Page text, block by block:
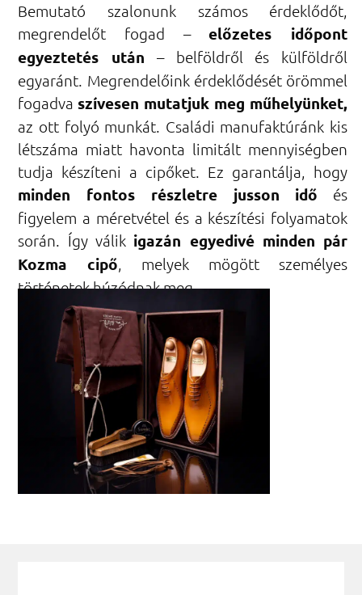
Bemutató szalonunk számos érdeklődőt,
megrendelőt fogad –előzetes időpont
egyeztetés után – belföldről és külföldről
egyaránt. Megrendelőink érdeklődését örömmel
fogadva szívesen mutatjuk meg műhelyünket,
az ott folyó munkát. Családi manufaktúránk kis
létszáma miatt havonta limitált mennyiségben
tudja készíteni a cipőket. Ez garantálja, hogy
minden fontos részletre jusson idő és
figyelem a méretvétel és a készítési folyamatok
során. Így válik igazán egyedivé minden pár
Kozma cipő, melyek mögött személyes
történetek húzódnak meg.